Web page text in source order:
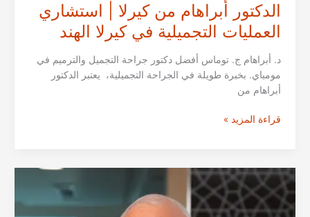
الدكتور أبراهام من كيرلا | استشاري
العمليات التجميلية في كيرلا الهند
د. أبراهام ج. توماس أفضل دكتور جراحة التجميل والترميم في
مومباي. بخبرة طويلة في الجراحة التجميلية، يعتبر الدكتور
أبراهام من
الدكتور
|
استشاري
العمليات
قراءة المزيد »